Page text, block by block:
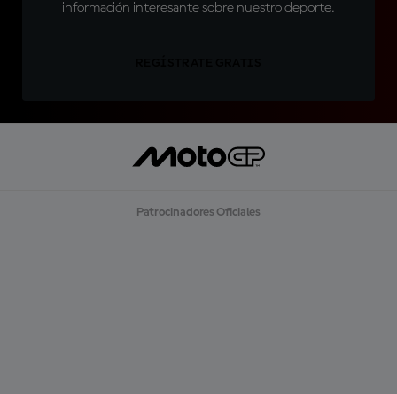
información interesante sobre nuestro deporte.
Patrocinadores Oficiales